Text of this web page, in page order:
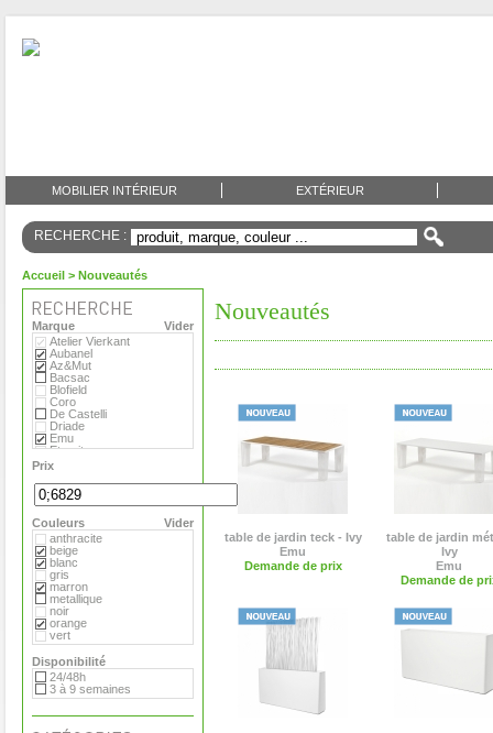
MOBILIER INTÉRIEUR EXTÉRIEUR
RECHERCHE :
Accueil > Nouveautés
Vider
Marque
Atelier Vierkant
Aubanel
Az&Mut
Bacsac
Blofield
Coro
De Castelli
Driade
Emu
Eternit
Eva Solo
Extremis
Fermob
Flora
Gandia Blasco
Magis
Paola Lenti
Roger Pradier
Royal VKB
Serralunga
Sywawa
Tribu
Versus
Virages
Prix
Vider
Couleurs
anthracite
beige
blanc
gris
marron
metallique
noir
orange
vert
Disponibilité
24/48h
3 à 9 semaines
Nouveautés
table de jardin teck - Ivy
Emu
Demande de prix
table de jardin
Ivy
Emu
Demande de